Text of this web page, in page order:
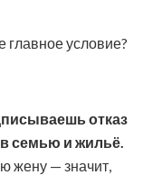
условие?
отказ
семью и жильё.
жену — значит,